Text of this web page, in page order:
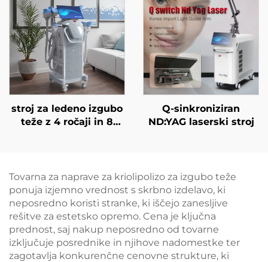
stroj za ledeno izgubo
teže z 4 ročaji in 8
krioterapija za izgubo
teže in lepotne
namene
Q-sinkroniziran
ND:YAG laserski stroj
Tovarna za naprave za kriolipolizo za izgubo teže
ponuja izjemno vrednost s skrbno izdelavo, ki
neposredno koristi stranke, ki iščejo zanesljive
rešitve za estetsko opremo. Cena je ključna
prednost, saj nakup neposredno od tovarne
izključuje posrednike in njihove nadomestke ter
zagotavlja konkurenčne cenovne strukture, ki